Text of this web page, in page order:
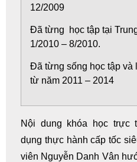
12/2009
Đã từng học tập tại
1/2010 – 8/2010.
Đã từng sống học tập và
từ năm 2011 – 2014
Nội dung khóa học trực
dụng thực hành cấp tốc
viên Nguyễn Danh Vân